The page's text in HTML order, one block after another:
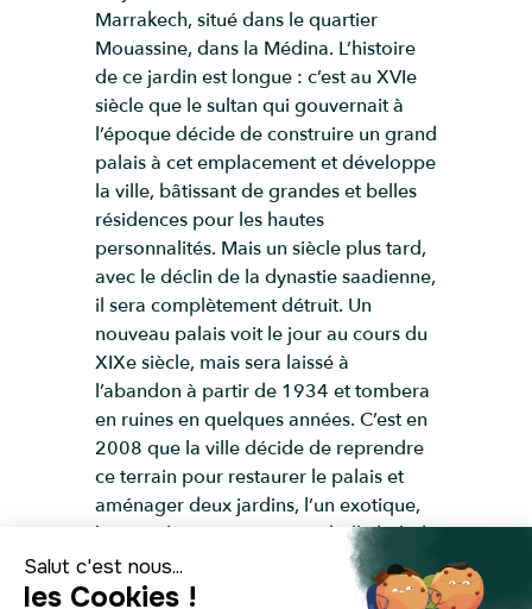
Marrakech, situé dans le quartier
Mouassine, dans la Médina. L’histoire
de ce jardin est longue : c’est au XVIe
siècle que le sultan qui gouvernait à
l’époque décide de construire un grand
palais à cet emplacement et développe
la ville, bâtissant de grandes et belles
résidences pour les hautes
personnalités. Mais un siècle plus tard,
avec le déclin de la dynastie saadienne,
il sera complètement détruit. Un
nouveau palais voit le jour au cours du
XIXe siècle, mais sera laissé à
l’abandon à partir de 1934 et tombera
en ruines en quelques années. C’est en
2008 que la ville décide de reprendre
ce terrain pour restaurer le palais et
aménager deux jardins, l’un exotique,
l’autre islamique. C’est une belle balade
qui vous attend dans le Jardin Secret
de Marrakech, qui dévoile des